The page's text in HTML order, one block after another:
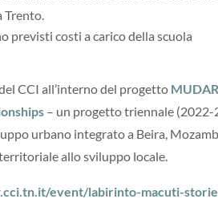
Trento.
previsti costi a carico della scuola
CCI all’interno del progetto
– un progetto triennale
urbano integrato a Beira,
allo sviluppo locale.
event/labirinto-macuti-